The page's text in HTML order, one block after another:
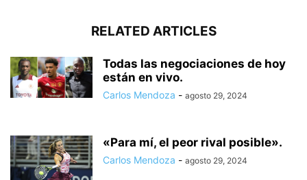
RELATED ARTICLES
Todas las negociaciones de hoy
están en vivo.
Carlos Mendoza - agosto 29, 2024
«Para mí, el peor rival posible».
Carlos Mendoza - agosto 29, 2024